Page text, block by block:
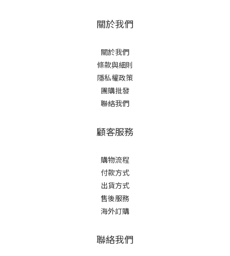
關於我們
關於我們
條款與細則
隱私權政策
團購批發
聯絡我們
顧客服務
購物流程
付款方式
出貨方式
售後服務
海外訂購
聯絡我們